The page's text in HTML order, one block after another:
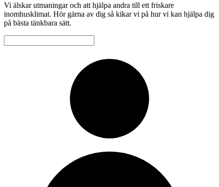
Vi älskar utmaningar och att hjälpa andra till ett friskare
inomhusklimat. Hör gärna av dig så kikar vi på hur vi kan hjälpa dig
på bästa tänkbara sätt.